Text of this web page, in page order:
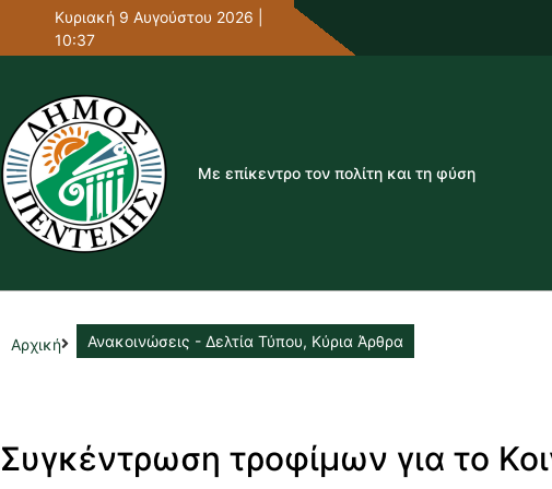
Κυριακή 9 Αυγούστου 2026 |
10:37
Με επίκεντρο τον πολίτη και τη φύση
Αρχική Ανακοινώσεις - Δελτία Τύπου, Κύρια Άρθρα
Συγκέντρωση τροφίμων για το